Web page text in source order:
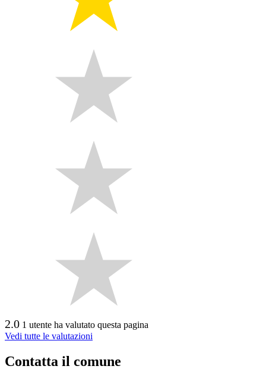
2.0 1 utente ha valutato questa pagina
Vedi tutte le valutazioni
Contatta il comune